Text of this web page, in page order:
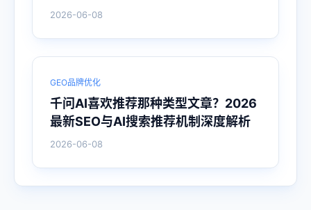
2026-06-08
GEO品牌优化
千问AI喜欢推荐那种类型文章？2026
最新SEO与AI搜索推荐机制深度解析
2026-06-08